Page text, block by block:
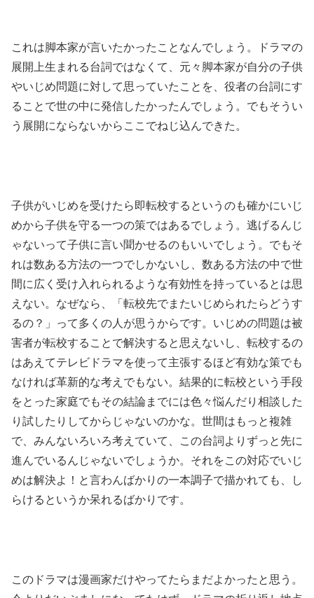
これは脚本家が言いたかったことなんでしょう。ドラマの
展開上生まれる台詞ではなくて、元々脚本家が自分の子供
やいじめ問題に対して思っていたことを、役者の台詞にす
ることで世の中に発信したかったんでしょう。でもそうい
う展開にならないからここでねじ込んできた。
子供がいじめを受けたら即転校するというのも確かにいじ
めから子供を守る一つの策ではあるでしょう。逃げるんじ
ゃないって子供に言い聞かせるのもいいでしょう。でもそ
れは数ある方法の一つでしかないし、数ある方法の中で世
間に広く受け入れられるような有効性を持っているとは思
えない。なぜなら、「転校先でまたいじめられたらどうす
るの？」って多くの人が思うからです。いじめの問題は被
害者が転校することで解決すると思えないし、転校するの
はあえてテレビドラマを使って主張するほど有効な策でも
なければ革新的な考えでもない。結果的に転校という手段
をとった家庭でもその結論までには色々悩んだり相談した
り試したりしてからじゃないのかな。世間はもっと複雑
で、みんないろいろ考えていて、この台詞よりずっと先に
進んでいるんじゃないでしょうか。それをこの対応でいじ
めは解決よ！と言わんばかりの一本調子で描かれても、し
らけるというか呆れるばかりです。
このドラマは漫画家だけやってたらまだよかったと思う。